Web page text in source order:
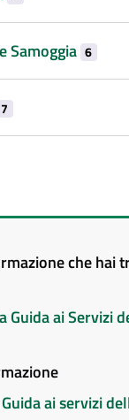
Samoggia 6
7
che hai
Guida ai Servizi
ai servizi